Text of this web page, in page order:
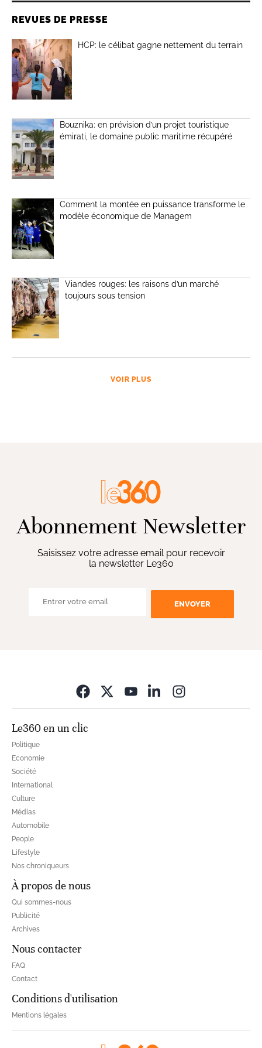
REVUES DE PRESSE
HCP: le célibat gagne nettement du terrain
Bouznika: en prévision d’un projet touristique
émirati, le domaine public maritime récupéré
Comment la montée en puissance transforme le
modèle économique de Managem
Viandes rouges: les raisons d’un marché
toujours sous tension
VOIR PLUS
Abonnement Newsletter
Saisissez votre adresse email pour recevoir
la newsletter Le360
ENVOYER
Le360 en un clic
Politique
Economie
Société
International
Culture
Médias
Automobile
People
Lifestyle
Nos chroniqueurs
À propos de nous
Qui sommes-nous
Publicité
Archives
Nous contacter
FAQ
Contact
Conditions d'utilisation
Mentions légales